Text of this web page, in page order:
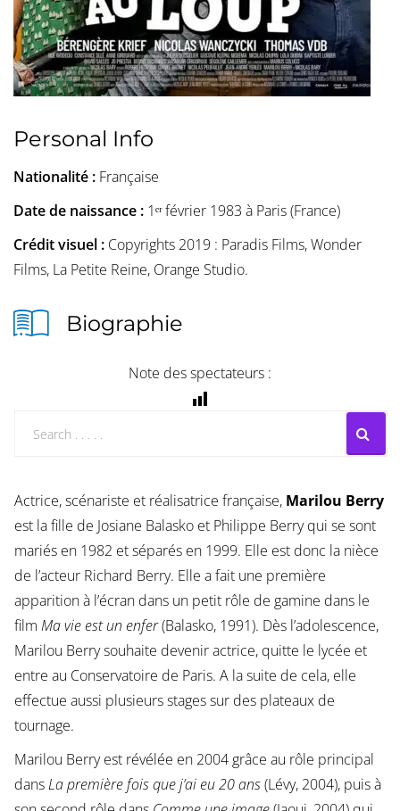
Personal Info
Nationalité : Française
Date de naissance : 1ᵉʳ février 1983 à Paris (France)
Crédit visuel : Copyrights 2019 : Paradis Films, Wonder
Films, La Petite Reine, Orange Studio.
Biographie
Note des spectateurs :
Actrice, scénariste et réalisatrice française, Marilou Berry
est la fille de Josiane Balasko et Philippe Berry qui se sont
mariés en 1982 et séparés en 1999. Elle est donc la nièce
de l’acteur Richard Berry. Elle a fait une première
apparition à l’écran dans un petit rôle de gamine dans le
film Ma vie est un enfer(Balasko, 1991). Dès l’adolescence,
Marilou Berry souhaite devenir actrice, quitte le lycée et
entre au Conservatoire de Paris. A la suite de cela, elle
effectue aussi plusieurs stages sur des plateaux de
tournage.
Marilou Berry est révélée en 2004 grâce au rôle principal
dansLa première fois que j’ai eu 20 ans(Lévy, 2004), puis à